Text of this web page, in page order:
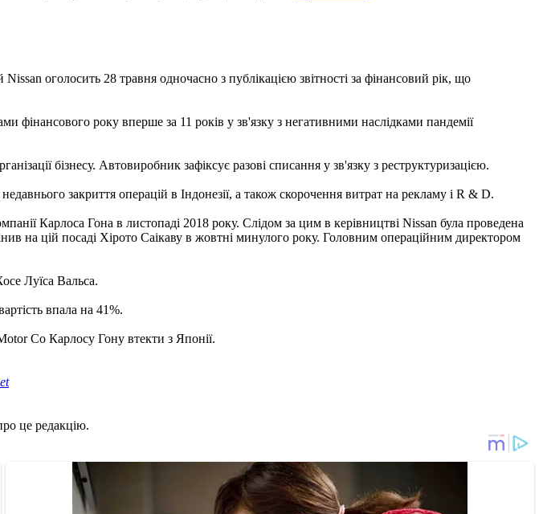
оголосить 28 травня одночасно з публікацією звітності за фінансовий рік, що
фінансового року вперше за 11 років у зв'язку з негативними наслідками пандемії
бізнесу. Автовиробник зафіксує разові списання у зв'язку з реструктуризацією.
закриття операцій в Індонезії, а також скорочення витрат на рекламу і R & D.
Карлоса Гона в листопаді 2018 року. Слідом за цим в керівництві Nissan була проведена
на цій посаді Хірото Саікаву в жовтні минулого року. Головним операційним директором
Луїса Вальса.
впала на 41%.
Co Карлосу Гону втекти з Японії.
це редакцію.